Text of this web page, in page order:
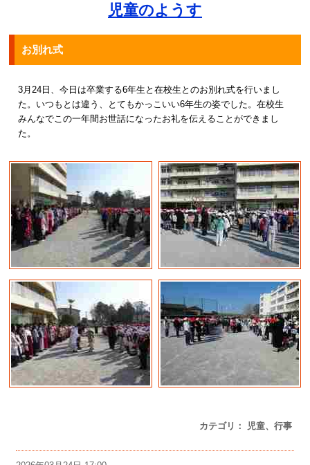
児童のようす
お別れ式
カテゴリ： 児童、行事
3月24日、今日は卒業する6年生と在校生とのお別れ式を行いまし
た。いつもとは違う、とてもかっこいい6年生の姿でした。在校生
みんなでこの一年間お世話になったお礼を伝えることができまし
た。